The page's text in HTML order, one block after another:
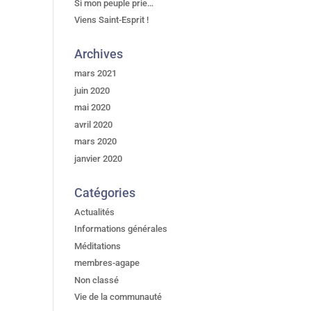
Si mon peuple prie…
Viens Saint-Esprit !
Archives
mars 2021
juin 2020
mai 2020
avril 2020
mars 2020
janvier 2020
Catégories
Actualités
Informations générales
Méditations
membres-agape
Non classé
Vie de la communauté